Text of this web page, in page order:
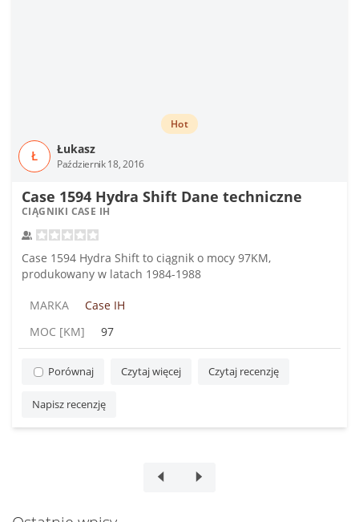
Ł Łukasz
Październik 18, 2016
Hot
Case 1594 Hydra Shift Dane techniczne
CIĄGNIKI CASE IH
Case 1594 Hydra Shift to ciągnik o mocy 97KM,
produkowany w latach 1984-1988
MARKA
Case IH
MOC [KM]
97
Porównaj Czytaj więcej Czytaj recenzję
Napisz recenzję